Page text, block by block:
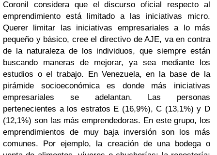
Coronil considera que el discurso oficial respecto al
emprendimiento está limitado a las iniciativas micro.
Querer limitar las iniciativas empresariales a lo más
pequeño y básico, cree el directivo de AJE, va en contra
de la naturaleza de los individuos, que siempre están
buscando maneras de mejorar, ya sea mediante los
estudios o el trabajo. En Venezuela, en la base de la
pirámide socioeconómica es donde más iniciativas
empresariales se adelantan. Las personas
pertenecientes a los estratos E (16,9%), C (13,1%) y D
(12,1%) son las más emprendedoras. En este grupo, los
emprendimientos de muy baja inversión son los más
comunes. Por ejemplo, la creación de una bodega o